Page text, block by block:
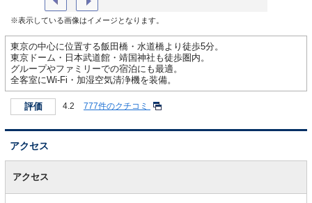
※表示している画像はイメージとなります。
東京の中心に位置する飯田橋・水道橋より徒歩5分。
東京ドーム・日本武道館・靖国神社も徒歩圏内。
グループやファミリーでの宿泊にも最適。
全客室にWi-Fi・加湿空気清浄機を装備。
評価 4.2 777件のクチコミ
アクセス
アクセス